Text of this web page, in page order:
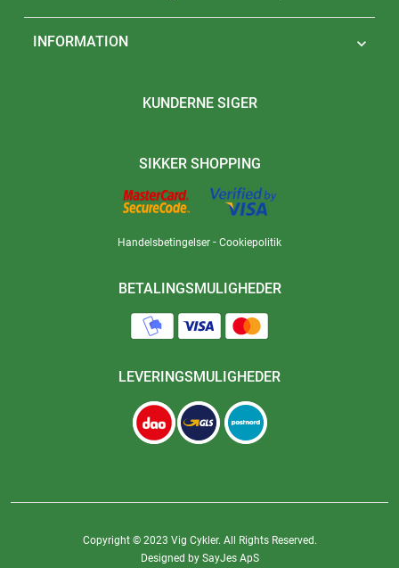
INFORMATION 
KUNDERNE SIGER
SIKKER SHOPPING
Handelsbetingelser - Cookiepolitik
BETALINGSMULIGHEDER
LEVERINGSMULIGHEDER
Copyright © 2023 Vig Cykler. All Rights Reserved.
Designed by SayJes ApS